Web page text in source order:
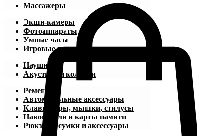
Массажеры
Экшн-камеры
Фотоаппараты
Умные часы
Игровые приставки
Наушники
Акустика и колонки
Ремешки
Автомобильные аксессуары
Клавиатуры, мышки, стилусы
Накопители и карты памяти
Рюкзаки, сумки и аксессуары